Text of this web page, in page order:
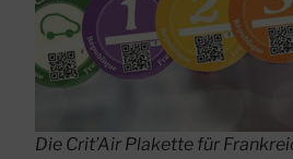
Die Crit’Air Plakette für